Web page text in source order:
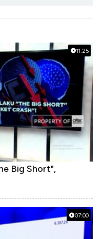
11:25
Big Short",
07:00